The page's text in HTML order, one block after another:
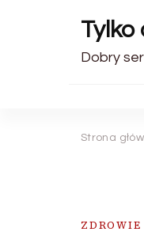
Tylko
Dobry
Strona
ZDROWIE